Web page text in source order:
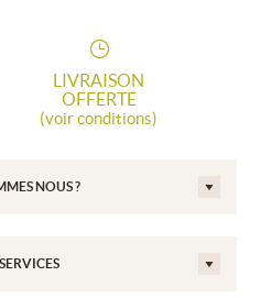
LIVRAISON
OFFERTE
(voir conditions)
NOUS ?